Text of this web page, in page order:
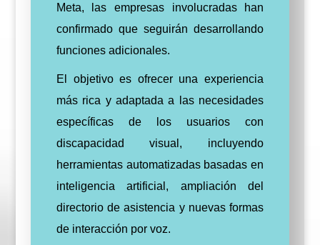
Meta, las empresas involucradas han
confirmado que seguirán desarrollando
funciones adicionales.
El objetivo es ofrecer una experiencia
más rica y adaptada a las necesidades
específicas de los usuarios con
discapacidad visual, incluyendo
herramientas automatizadas basadas en
inteligencia artificial, ampliación del
directorio de asistencia y nuevas formas
de interacción por voz.